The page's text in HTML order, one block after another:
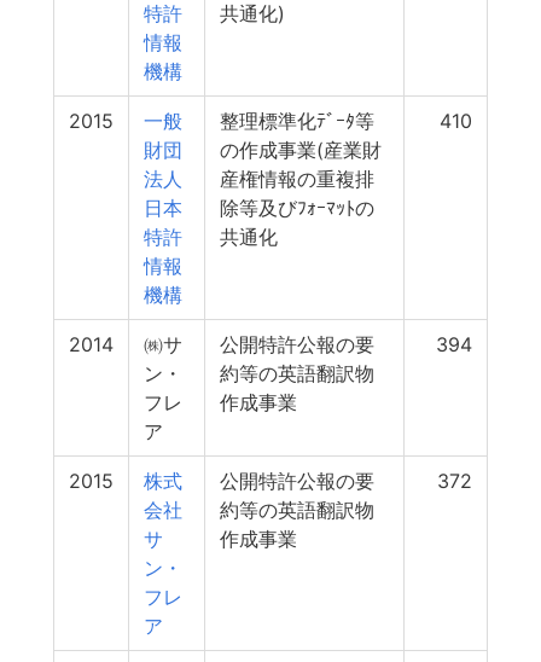
特許
情報
機構
共通化)
2015
一般
財団
法人
日本
特許
情報
機構
整理標準化ﾃﾞｰﾀ等
の作成事業(産業財
産権情報の重複排
除等及びﾌｫｰﾏｯﾄの
共通化
410
2014
㈱サ
ン・
フレ
ア
公開特許公報の要
約等の英語翻訳物
作成事業
394
2015
株式
会社
サ
ン・
フレ
ア
公開特許公報の要
約等の英語翻訳物
作成事業
372